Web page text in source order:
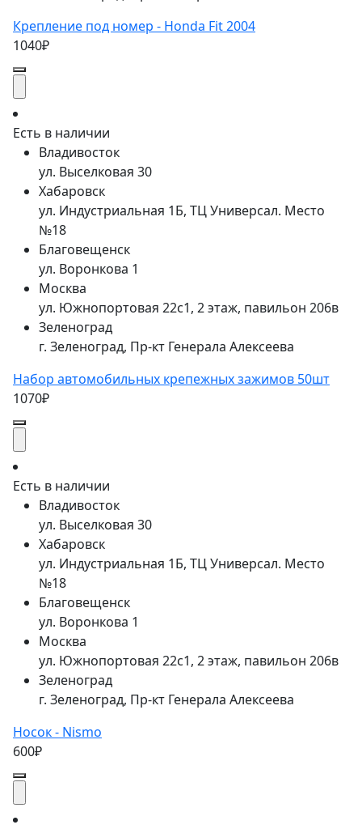
Крепление под номер - Honda Fit 2004
1040₽
Есть в наличии
Владивосток
ул. Выселковая 30
Хабаровск
ул. Индустриальная 1Б, ТЦ Универсал. Место
№18
Благовещенск
ул. Воронкова 1
Москва
ул. Южнопортовая 22с1, 2 этаж, павильон 206в
Зеленоград
г. Зеленоград, Пр-кт Генерала Алексеева
Набор автомобильных крепежных зажимов 50шт
1070₽
Есть в наличии
Владивосток
ул. Выселковая 30
Хабаровск
ул. Индустриальная 1Б, ТЦ Универсал. Место
№18
Благовещенск
ул. Воронкова 1
Москва
ул. Южнопортовая 22с1, 2 этаж, павильон 206в
Зеленоград
г. Зеленоград, Пр-кт Генерала Алексеева
Носок - Nismo
600₽